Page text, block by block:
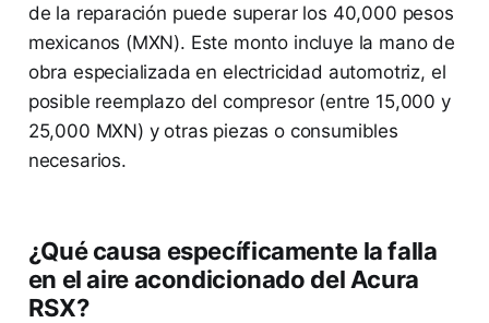
de la reparación puede superar los 40,000 pesos
mexicanos (MXN). Este monto incluye la mano de
obra especializada en electricidad automotriz, el
posible reemplazo del compresor (entre 15,000 y
25,000 MXN) y otras piezas o consumibles
necesarios.
¿Qué causa específicamente la falla
en el aire acondicionado del Acura
RSX?